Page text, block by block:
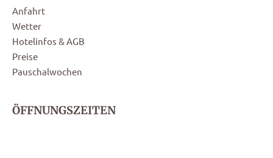
Anfahrt
Wetter
Hotelinfos & AGB
Preise
Pauschalwochen
ÖFFNUNGSZEITEN